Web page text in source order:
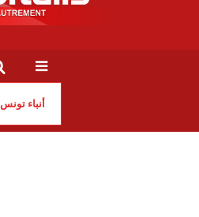
أنباء تونس